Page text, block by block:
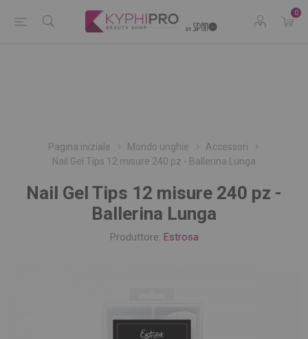
0
Pagina iniziale Mondo unghie
Accessori
Nail Gel Tips 12 misure 240 pz - Ballerina Lunga
Nail Gel Tips 12 misure 240 pz -
Ballerina Lunga
Produttore: Estrosa